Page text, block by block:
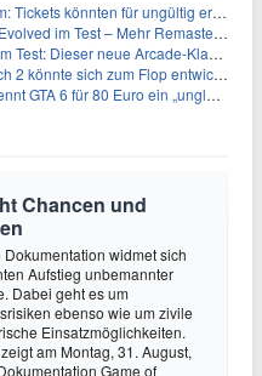
könnten für ungültig erklärt werden!
im Test – Mehr Remaster als Remake
neue Arcade-Klassiker verzeiht dir gar nichts
2 könnte sich zum Flop entwickeln
für 80 Euro ein „unglaubliches Schnäppchen“
Chancen und
Dokumentation widmet sich
Aufstieg unbemannter
Dabei geht es um
ebenso wie um zivile
Einsatzmöglichkeiten.
am Montag, 31. August,
Game of